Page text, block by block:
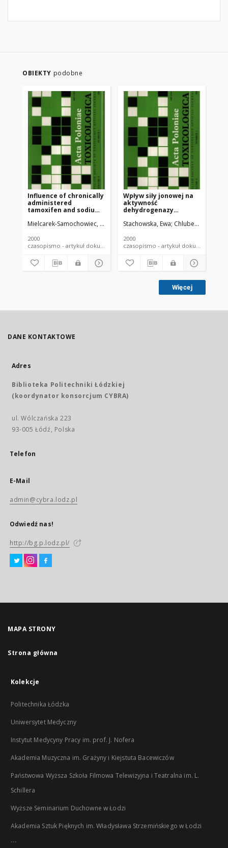
OBIEKTY podobne
Influence of chronically
administered
tamoxifen and sodium
the oral cavity in rats
Mielcarek-Samochowiec, Katarzyna Put, Anna Juzyszyn, Zygmunt
2000
czasopismo - artykuł dokument piśmienniczy
Wpływ siły jonowej na
aktywność
dehydrogenazy
obecności jonu
fosforanowego i
chlorkowego
Stachowska, Ewa Chlubek, Dariusz
2000
czasopismo - artykuł
Więcej
DANE KONTAKTOWE
Adres
Biblioteka Politechniki Łódzkiej
(koordynator konsorcjum CYBRA)
ul. Wólczańska 223
93-005 Łódź, Polska
Telefon
E-Mail
admin@cybra.lodz.pl
Odwiedź nas!
http://bg.p.lodz.pl/
MAPA STRONY
Strona główna
Kolekcje
Politechnika Łódzka
Uniwersytet Medyczny
Instytut Medycyny Pracy im. prof. J. Nofera
Akademia Muzyczna im. Grażyny i Kiejstuta Bacewiczów
Państwowa Wyższa Szkoła Filmowa Telewizyjna i Teatralna im. L.
Schillera
Wyższe Seminarium Duchowne w Łodzi
Akademia Sztuk Pięknych im. Władysława Strzemińskiego w Łodzi
...